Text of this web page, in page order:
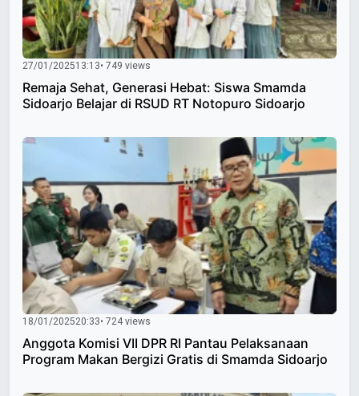
27/01/202513:13• 749 views
Remaja Sehat, Generasi Hebat: Siswa Smamda
Sidoarjo Belajar di RSUD RT Notopuro Sidoarjo
18/01/202520:33• 724 views
Anggota Komisi VII DPR RI Pantau Pelaksanaan
Program Makan Bergizi Gratis di Smamda Sidoarjo